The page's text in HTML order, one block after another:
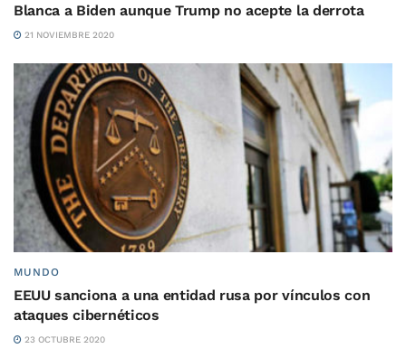
Blanca a Biden aunque Trump no acepte la derrota
21 NOVIEMBRE 2020
MUNDO
EEUU sanciona a una entidad rusa por vínculos con
ataques cibernéticos
23 OCTUBRE 2020